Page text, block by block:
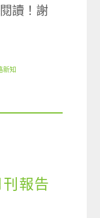
讀！謝
新知
報告